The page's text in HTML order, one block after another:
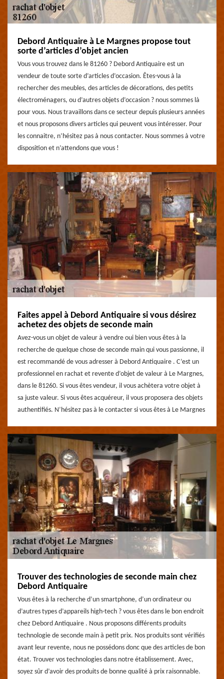
Debord Antiquaire à Le Margnes propose tout
sorte d’articles d’objet ancien
Vous vous trouvez dans le 81260 ? Debord Antiquaire est un
vendeur de toute sorte d’articles d’occasion. Êtes-vous à la
rechercher des meubles, des articles de décorations, des petits
électroménagers, ou d’autres objets d’occasion ? nous sommes là
pour vous. Nous travaillons dans ce secteur depuis plusieurs années
et nous proposons divers articles qui peuvent vous intéresser. Pour
les connaitre, n’hésitez pas à nous contacter. Nous sommes à votre
disposition et n’attendons que vous !
Faites appel à Debord Antiquaire si vous désirez
achetez des objets de seconde main
Avez-vous un objet de valeur à vendre oui bien vous êtes à la
recherche de quelque chose de seconde main qui vous passionne, il
est recommandé de vous adresser à Debord Antiquaire . C’est un
professionnel en rachat et revente d’objet de valeur à Le Margnes,
dans le 81260. Si vous êtes vendeur, il vous achètera votre objet à
sa juste valeur. Si vous êtes acquéreur, il vous proposera des objets
authentifiés. N’hésitez pas à le contacter si vous êtes à Le Margnes
Trouver des technologies de seconde main chez
Debord Antiquaire
Vous êtes à la recherche d’un smartphone, d’un ordinateur ou
d’autres types d’appareils high-tech ? vous êtes dans le bon endroit
chez Debord Antiquaire . Nous proposons différents produits
technologie de seconde main à petit prix. Nos produits sont vérifiés
avant leur revente, nous ne possédons donc que des articles de bon
état. Trouver vos technologies dans notre établissement. Avec,
soyez sûr d’avoir des produits de bonne qualité à prix raisonnable.